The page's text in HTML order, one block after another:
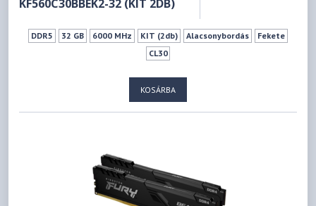
KF560C30BBEK2-32 (KIT 2DB)
DDR5 32 GB 6000 MHz KIT (2db) Alacsonybordás
Fekete
CL30
KOSÁRBA